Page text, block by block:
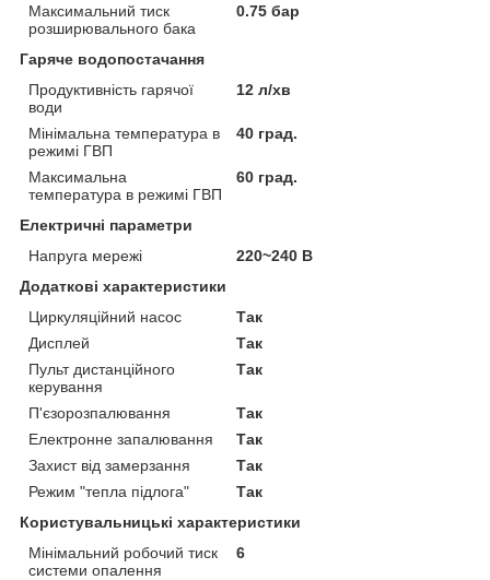
Максимальний тиск
розширювального бака
0.75 бар
Гаряче водопостачання
Продуктивність гарячої
води
12 л/хв
Мінімальна температура в
режимі ГВП
40 град.
Максимальна
температура в режимі ГВП
60 град.
Електричні параметри
Напруга мережі
220~240 В
Додаткові характеристики
Циркуляційний насос
Так
Дисплей
Так
Пульт дистанційного
керування
Так
П'єзорозпалювання
Так
Електронне запалювання
Так
Захист від замерзання
Так
Режим "тепла підлога"
Так
Користувальницькі характеристики
Мінімальний робочий тиск
системи опалення
6